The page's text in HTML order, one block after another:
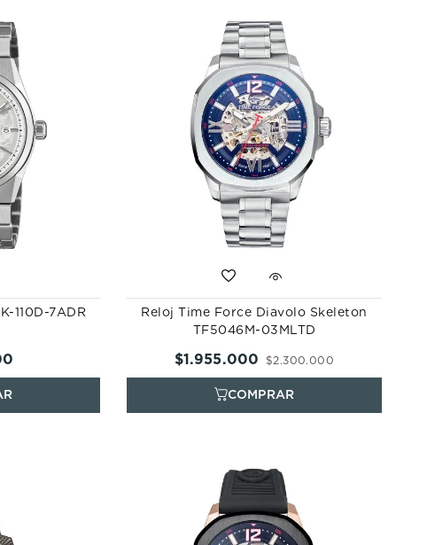
110D-7ADR
Reloj Time Force Diavolo Skeleton
TF5046M-03MLTD
$2.300.000
$1.955.000